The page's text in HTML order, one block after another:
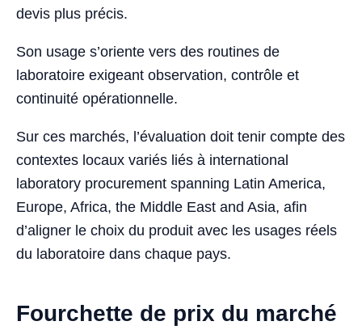
devis plus précis.
Son usage s’oriente vers des routines de
laboratoire exigeant observation, contrôle et
continuité opérationnelle.
Sur ces marchés, l’évaluation doit tenir compte des
contextes locaux variés liés à international
laboratory procurement spanning Latin America,
Europe, Africa, the Middle East and Asia, afin
d’aligner le choix du produit avec les usages réels
du laboratoire dans chaque pays.
Fourchette de prix du marché